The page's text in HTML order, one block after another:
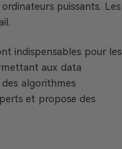
puissants. Les
indispensables pour les
aux data
algorithmes
et propose des